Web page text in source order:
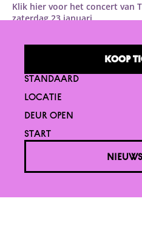
Klik hier voor het concert van
zaterdag 23 januari.
KOOP
STANDAARD
LOCATIE
DEUR OPEN
START